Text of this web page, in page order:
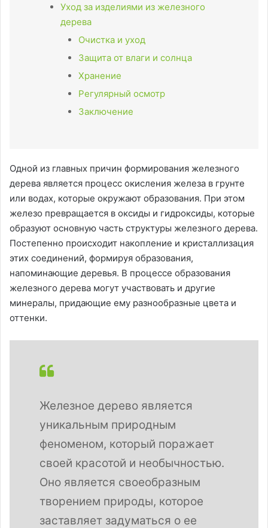
Уход за изделиями из железного
дерева
Очистка и уход
Защита от влаги и солнца
Хранение
Регулярный осмотр
Заключение
Одной из главных причин формирования железного
дерева является процесс окисления железа в грунте
или водах, которые окружают образования. При этом
железо превращается в оксиды и гидроксиды, которые
образуют основную часть структуры железного дерева.
Постепенно происходит накопление и кристаллизация
этих соединений, формируя образования,
напоминающие деревья. В процессе образования
железного дерева могут участвовать и другие
минералы, придающие ему разнообразные цвета и
оттенки.
Железное дерево является
уникальным природным
феноменом, который поражает
своей красотой и необычностью.
Оно является своеобразным
творением природы, которое
заставляет задуматься о ее